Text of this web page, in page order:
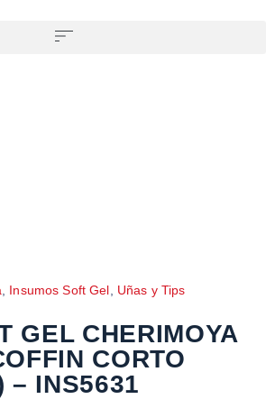
Insumos Soft Gel
Uñas y Tips
GEL CHERIMOYA
CORTO
– INS5631